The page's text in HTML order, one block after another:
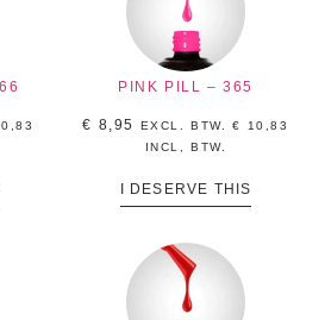
PINK PILL – 365
€ 8,95 EXCL. BTW.€
10,83
INCL, BTW.
I DESERVE THIS